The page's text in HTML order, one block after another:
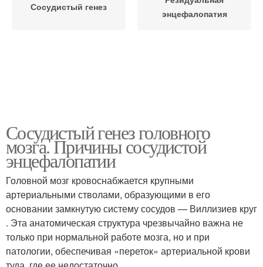
Сосудистый генез
энцефалопатия
Сосудистый генез головного
мозга. Причины сосудистой
энцефалопатии
Головной мозг кровоснабжается крупными
артериальными стволами, образующими в его
основании замкнутую систему сосудов — Виллизиев круг
. Эта анатомическая структура чрезвычайно важна не
только при нормальной работе мозга, но и при
патологии, обеспечивая «переток» артериальной крови